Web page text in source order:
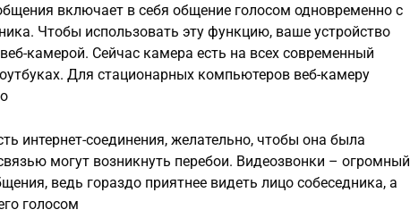
включает в себя общение голосом одновременно с
Чтобы использовать эту функцию, ваше устройство
камерой. Сейчас камера есть на всех современный
Для стационарных компьютеров веб-камеру
интернет-соединения, желательно, чтобы она была
могут возникнуть перебои. Видеозвонки – огромный
ведь гораздо приятнее видеть лицо собеседника, а
голосом